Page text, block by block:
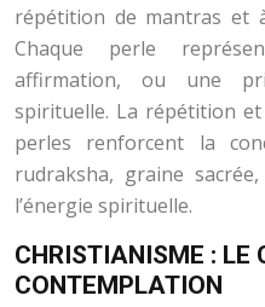
répétition de mantras et
Chaque perle
affirmation, ou une
spirituelle. La répétition
perles renforcent la
rudraksha, graine
l’énergie spirituelle.
CHRISTIANISME : LE
CONTEMPLATION